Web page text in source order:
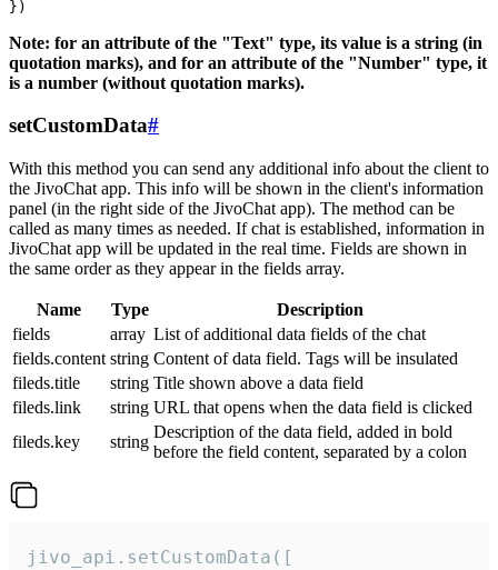
Note: for an attribute of the "Text" type, its value is a string (in
quotation marks), and for an attribute of the "Number" type, it
is a number (without quotation marks).
setCustomData#
With this method you can send any additional info about the client to
the JivoChat app. This info will be shown in the client's information
panel (in the right side of the JivoChat app). The method can be
called as many times as needed. If chat is established, information in
JivoChat app will be updated in the real time. Fields are shown in
the same order as they appear in the fields array.
Name Type
Description
fields
array List of additional data fields of the chat
fields.content string Content of data field. Tags will be insulated
fileds.title
string Title shown above a data field
fileds.link
string URL that opens when the data field is clicked
fileds.key
string
Description of the data field, added in bold
before the field content, separated by a colon
jivo_api.setCustomData([